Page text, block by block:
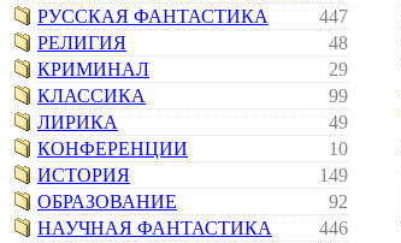
РУССКАЯ ФАНТАСТИКА
447
РЕЛИГИЯ
48
КРИМИНАЛ
29
КЛАССИКА
99
ЛИРИКА
49
КОНФЕРЕНЦИИ
10
ИСТОРИЯ
149
ОБРАЗОВАНИЕ
92
НАУЧНАЯ ФАНТАСТИКА
446